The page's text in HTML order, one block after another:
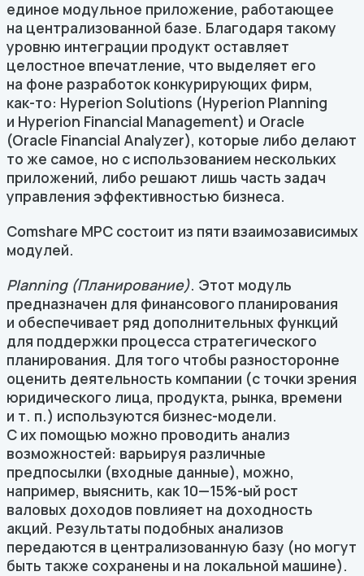
единое модульное приложение, работающее
на централизованной базе. Благодаря такому
уровню интеграции продукт оставляет
целостное впечатление, что выделяет его
на фоне разработок конкурирующих фирм,
как-то: Hyperion Solutions (Hyperion Planning
и Hyperion Financial Management) и Oracle
(Oracle Financial Analyzer), которые либо делают
то же самое, но с использованием нескольких
приложений, либо решают лишь часть задач
управления эффективностью бизнеса.
Comshare MPC состоит из пяти взаимозависимых
модулей.
Planning (Планирование). Этот модуль
предназначен для финансового планирования
и обеспечивает ряд дополнительных функций
для поддержки процесса стратегического
планирования. Для того чтобы разносторонне
оценить деятельность компании (с точки зрения
юридического лица, продукта, рынка, времени
и т. п.) используются бизнес-модели.
С их помощью можно проводить анализ
возможностей: варьируя различные
предпосылки (входные данные), можно,
например, выяснить, как10—15%-ый рост
валовых доходов повлияет на доходность
акций. Результаты подобных анализов
передаются в централизованную базу (но могут
быть также сохранены и на локальной машине).